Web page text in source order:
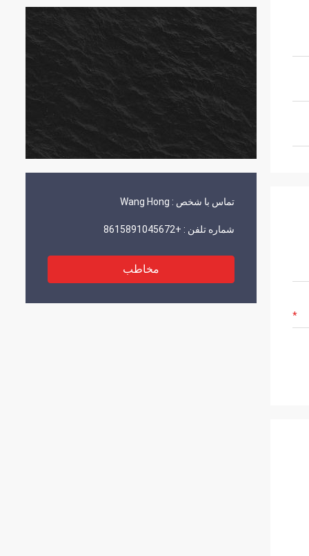
تماس با شخص : Wang Hong
شماره تلفن : +8615891045672
مخاطب